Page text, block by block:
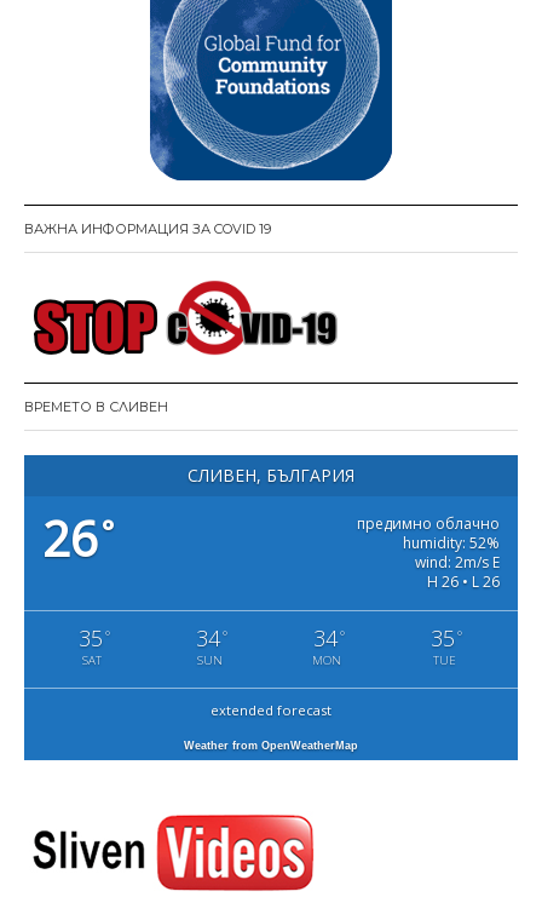
ВАЖНА ИНФОРМАЦИЯ ЗА COVID 19
ВРЕМЕТО В СЛИВЕН
СЛИВЕН, БЪЛГАРИЯ
26°
предимно облачно
humidity: 52%
wind: 2m/s E
H 26 • L 26
35 °
SAT
34°
SUN
34°
MON
35 °
TUE
extended forecast
Weather from OpenWeatherMap